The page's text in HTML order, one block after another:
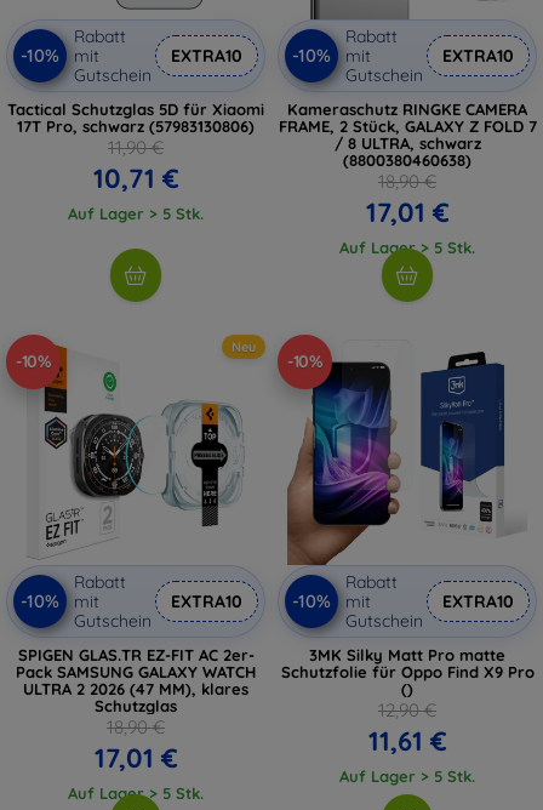
-10%
Rabatt
mit
Gutschein
EXTRA10
Tactical Schutzglas 5D für Xiaomi
17T Pro, schwarz (57983130806)
11,90 €
10,71 €
Auf Lager > 5 Stk.
-10%
Rabatt
mit
Gutschein
EXTRA10
Kameraschutz RINGKE CAMERA
FRAME, 2 Stück, GALAXY Z FOLD 7
/ 8 ULTRA, schwarz
(8800380460638)
18,90 €
17,01 €
Auf Lager > 5 Stk.
-10%
Neu
-10%
Rabatt
mit
Gutschein
EXTRA10
SPIGEN GLAS.TR EZ-FIT AC 2er-
Pack SAMSUNG GALAXY WATCH
ULTRA 2 2026 (47 MM), klares
Schutzglas
18,90 €
17,01 €
Auf Lager > 5 Stk.
-10%
-10%
Rabatt
mit
Gutschein
EXTRA10
3MK Silky Matt Pro matte
Schutzfolie für Oppo Find X9 Pro
()
12,90 €
11,61 €
Auf Lager > 5 Stk.